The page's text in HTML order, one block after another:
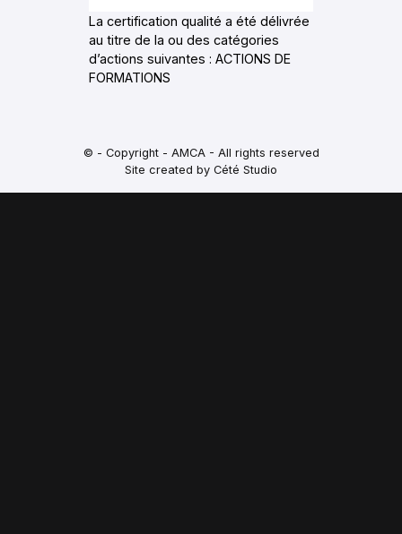
La certification qualité a été délivrée
au titre de la ou des catégories
d’actions suivantes : ACTIONS DE
FORMATIONS
© - Copyright - AMCA - All rights reserved
Site created by Cété Studio